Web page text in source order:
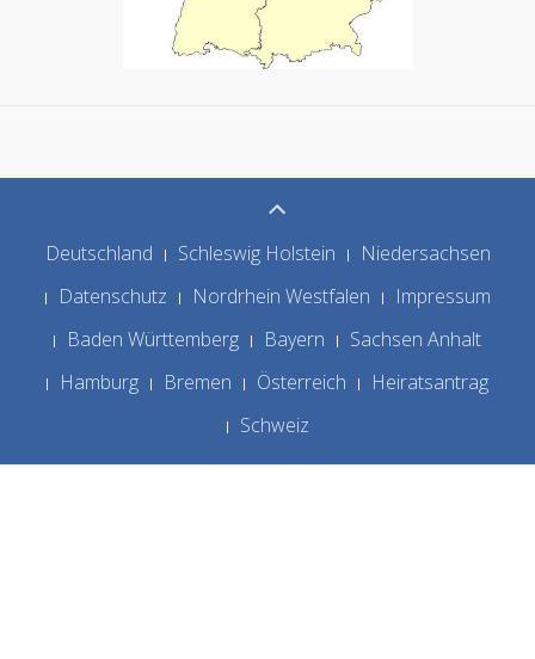
Deutschland Schleswig Holstein
Niedersachsen
Datenschutz
Nordrhein Westfalen
Impressum
Baden Württemberg
Bayern
Sachsen Anhalt
Hamburg
Bremen Österreich
Heiratsantrag
Schweiz